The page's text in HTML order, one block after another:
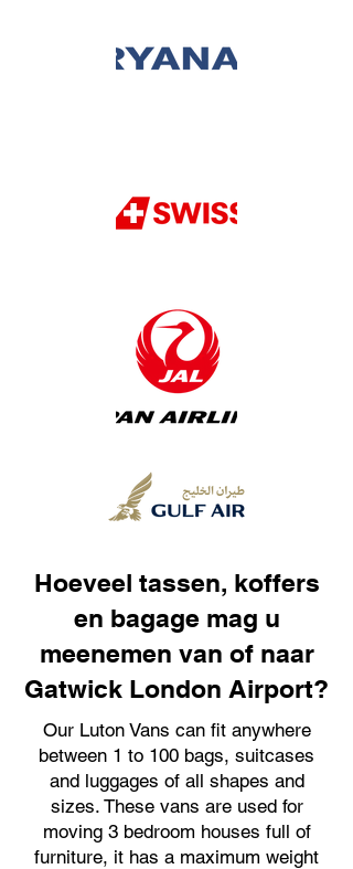
Hoeveel tassen, koffers
en bagage mag u
meenemen van of naar
Gatwick London Airport?
Our Luton Vans can fit anywhere
between 1 to 100 bags, suitcases
and luggages of all shapes and
sizes. These vans are used for
moving 3 bedroom houses full of
furniture, it has a maximum weight